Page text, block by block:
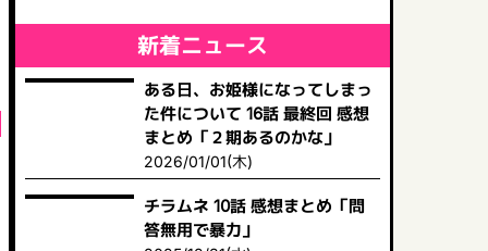
新着ニュース
ある日、お姫様になってしまっ
た件について 16話 最終回 感想
まとめ「２期あるのかな」
2026/01/01(木)
チラムネ 10話 感想まとめ「問
答無用で暴力」